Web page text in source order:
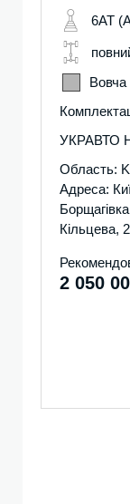
6AT
Вовча
УКРАВТО
Область:
Адреса:
Кільцева, 2
2 050